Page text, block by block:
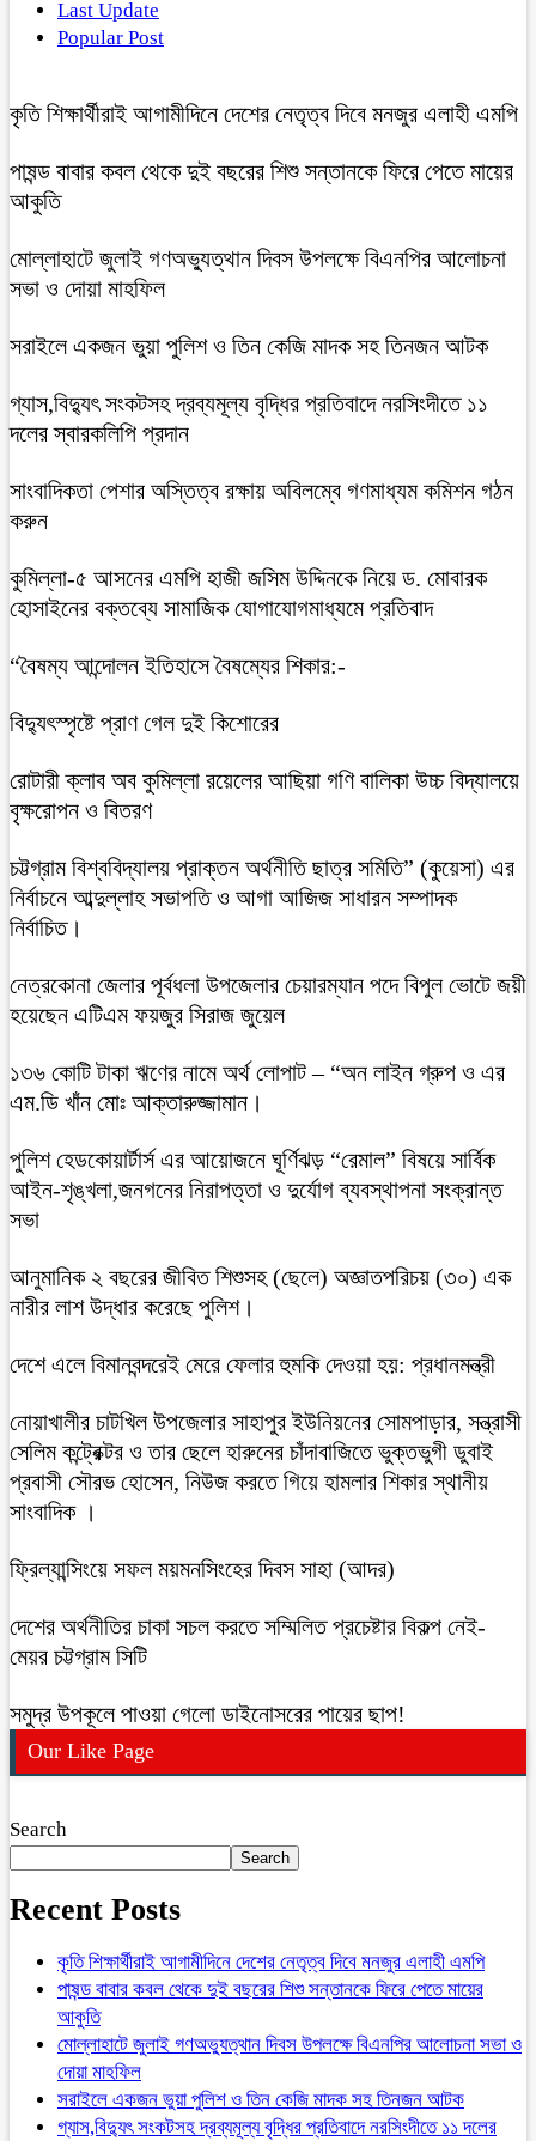
Last Update
Popular Post
কৃতি শিক্ষার্থীরাই আগামীদিনে দেশের নেতৃত্ব দিবে মনজুর এলাহী এমপি
পাষন্ড বাবার কবল থেকে দুই বছরের শিশু সন্তানকে ফিরে পেতে মায়ের
আকুতি
মোল্লাহাটে জুলাই গণঅভ্যুত্থান দিবস উপলক্ষে বিএনপির আলোচনা
সভা ও দোয়া মাহফিল
সরাইলে একজন ভুয়া পুলিশ ও তিন কেজি মাদক সহ তিনজন আটক
গ্যাস,বিদ্যুৎ সংকটসহ দ্রব্যমূল্য বৃদ্ধির প্রতিবাদে নরসিংদীতে ১১
দলের স্বারকলিপি প্রদান
সাংবাদিকতা পেশার অস্তিত্ব রক্ষায় অবিলম্বে গণমাধ্যম কমিশন গঠন
করুন
কুমিল্লা-৫ আসনের এমপি হাজী জসিম উদ্দিনকে নিয়ে ড. মোবারক
হোসাইনের বক্তব্যে সামাজিক যোগাযোগমাধ্যমে প্রতিবাদ
“বৈষম্য আন্দোলন ইতিহাসে বৈষম্যের শিকার:-
বিদ্যুৎস্পৃষ্টে প্রাণ গেল দুই কিশোরের
রোটারী ক্লাব অব কুমিল্লা রয়েলের আছিয়া গণি বালিকা উচ্চ বিদ্যালয়ে
বৃক্ষরোপন ও বিতরণ
চট্টগ্রাম বিশ্ববিদ্যালয় প্রাক্তন অর্থনীতি ছাত্র সমিতি” (কুয়েসা) এর
নির্বাচনে আব্দুল্লাহ সভাপতি ও আগা আজিজ সাধারন সম্পাদক
নির্বাচিত।
নেত্রকোনা জেলার পূর্বধলা উপজেলার চেয়ারম্যান পদে বিপুল ভোটে জয়ী
হয়েছেন এটিএম ফয়জুর সিরাজ জুয়েল
১৩৬ কোটি টাকা ঋণের নামে অর্থ লোপাট – “অন লাইন গ্রুপ ও এর
এম.ডি খাঁন মোঃ আক্তারুজ্জামান।
পুলিশ হেডকোয়ার্টার্স এর আয়োজনে ঘূর্ণিঝড় “রেমাল” বিষয়ে সার্বিক
আইন-শৃঙ্খলা,জনগনের নিরাপত্তা ও দুর্যোগ ব্যবস্থাপনা সংক্রান্ত
সভা
আনুমানিক ২ বছরের জীবিত শিশুসহ (ছেলে) অজ্ঞাতপরিচয় (৩০) এক
নারীর লাশ উদ্ধার করেছে পুলিশ।
দেশে এলে বিমানবন্দরেই মেরে ফেলার হুমকি দেওয়া হয়: প্রধানমন্ত্রী
নোয়াখালীর চাটখিল উপজেলার সাহাপুর ইউনিয়নের সোমপাড়ার, সন্ত্রাসী
সেলিম কন্ট্রেক্টর ও তার ছেলে হারুনের চাঁদাবাজিতে ভুক্তভুগী ডুবাই
প্রবাসী সৌরভ হোসেন, নিউজ করতে গিয়ে হামলার শিকার স্থানীয়
সাংবাদিক ।
ফ্রিল্যান্সিংয়ে সফল ময়মনসিংহের দিবস সাহা (আদর)
দেশের অর্থনীতির চাকা সচল করতে সম্মিলিত প্রচেষ্টার বিকল্প নেই-
মেয়র চট্টগ্রাম সিটি
সমুদ্র উপকূলে পাওয়া গেলো ডাইনোসরের পায়ের ছাপ!
Our Like Page
Search
Search
Recent Posts
কৃতি শিক্ষার্থীরাই আগামীদিনে দেশের নেতৃত্ব দিবে মনজুর এলাহী এমপি
পাষন্ড বাবার কবল থেকে দুই বছরের শিশু সন্তানকে ফিরে পেতে মায়ের
আকুতি
মোল্লাহাটে জুলাই গণঅভ্যুত্থান দিবস উপলক্ষে বিএনপির আলোচনা সভা ও
দোয়া মাহফিল
সরাইলে একজন ভুয়া পুলিশ ও তিন কেজি মাদক সহ তিনজন আটক
গ্যাস,বিদ্যুৎ সংকটসহ দ্রব্যমূল্য বৃদ্ধির প্রতিবাদে নরসিংদীতে ১১ দলের